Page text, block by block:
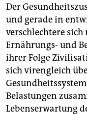
epaper login
Der
und gerade in
verschlechtere
Ernährungs- und
ihrer Folge
sich virengleich
Belastungen
Lebenserwartung